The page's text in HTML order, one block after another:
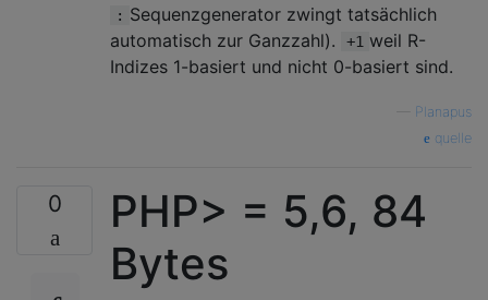
: Sequenzgenerator zwingt tatsächlich
automatisch zur Ganzzahl).
+1 weil R-
Indizes 1-basiert und nicht 0-basiert sind.
Planapus
quelle
0
PHP> = 5,6, 84
Bytes